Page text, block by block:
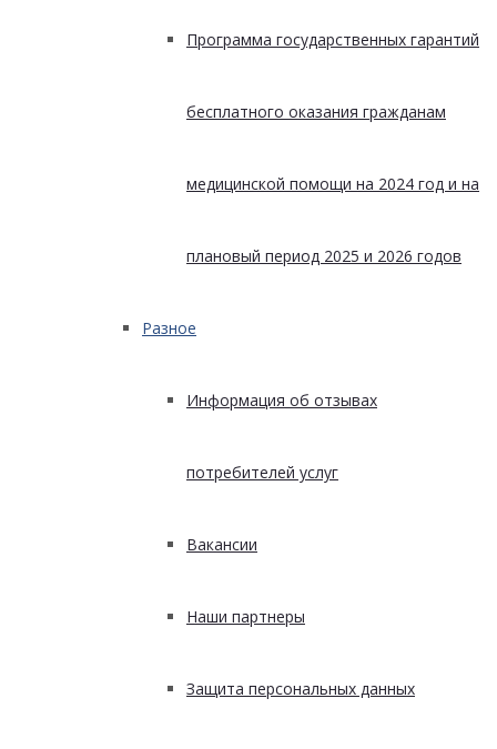
Программа государственных гарантий
бесплатного оказания гражданам
медицинской помощи на 2024 год и на
плановый период 2025 и 2026 годов
Разное
Информация об отзывах
потребителей услуг
Вакансии
Наши партнеры
Защита персональных данных